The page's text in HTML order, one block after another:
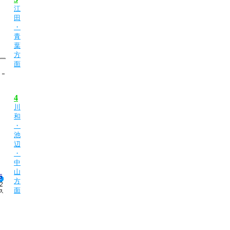
江
田
・
青
葉
方
面
4
川
和
・
池
辺
・
中
山
方
面